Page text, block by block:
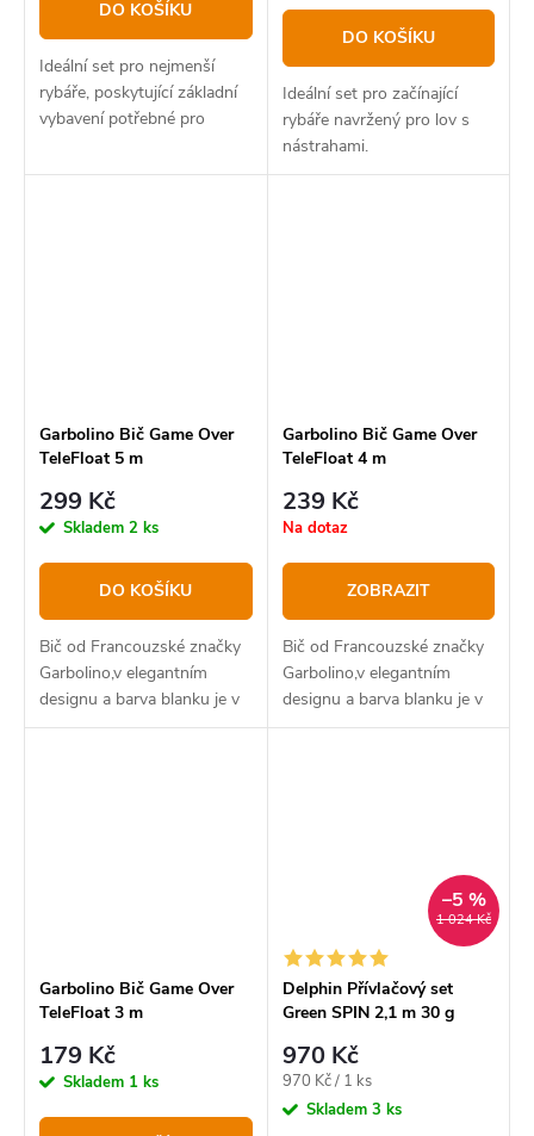
DO KOŠÍKU
Ideální set pro nejmenší
rybáře, poskytující základní
vybavení potřebné pro
rybolovných technik.
DO KOŠÍKU
Ideální set pro začínající
rybáře navržený pro lov s
nástrahami.
Garbolino Bič Game Over
TeleFloat 5 m
299 Kč
Skladem 2 ks
DO KOŠÍKU
Bič od Francouzské značky
Garbolino,v elegantním
designu a barva blanku je v
modré lesklé barvě.
Garbolino Bič Game Over
TeleFloat 4 m
239 Kč
Na dotaz
ZOBRAZIT
Bič od Francouzské značky
Garbolino,v elegantním
designu a barva blanku je v
modré lesklé barvě.
Garbolino Bič Game Over
TeleFloat 3 m
179 Kč
Skladem 1 ks
1 024 Kč
–5 %
Delphin Přívlačový set
Green SPIN 2,1 m 30 g
970 Kč
Měrná
cena:
970 Kč / 1 ks
Skladem 3 ks